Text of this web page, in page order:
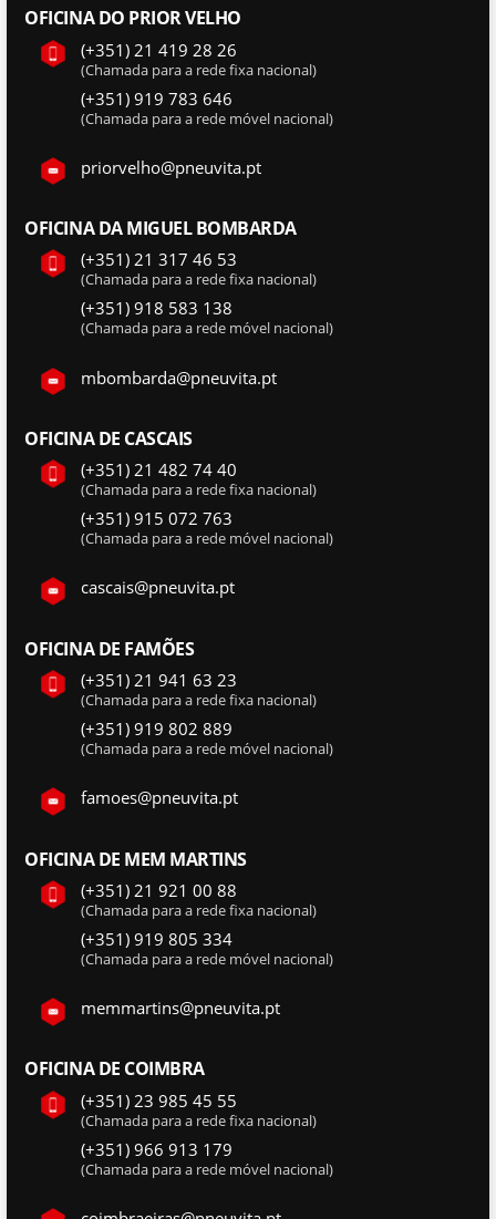
OFICINA DO PRIOR VELHO
(+351) 21 419 28 26
(Chamada para a rede fixa nacional)
(+351) 919 783 646
(Chamada para a rede móvel nacional)
priorvelho@pneuvita.pt
OFICINA DA MIGUEL BOMBARDA
(+351) 21 317 46 53
(Chamada para a rede fixa nacional)
(+351) 918 583 138
(Chamada para a rede móvel nacional)
mbombarda@pneuvita.pt
OFICINA DE CASCAIS
(+351) 21 482 74 40
(Chamada para a rede fixa nacional)
(+351) 915 072 763
(Chamada para a rede móvel nacional)
cascais@pneuvita.pt
OFICINA DE FAMÕES
(+351) 21 941 63 23
(Chamada para a rede fixa nacional)
(+351) 919 802 889
(Chamada para a rede móvel nacional)
famoes@pneuvita.pt
OFICINA DE MEM MARTINS
(+351) 21 921 00 88
(Chamada para a rede fixa nacional)
(+351) 919 805 334
(Chamada para a rede móvel nacional)
memmartins@pneuvita.pt
OFICINA DE COIMBRA
(+351) 23 985 45 55
(Chamada para a rede fixa nacional)
(+351) 966 913 179
(Chamada para a rede móvel nacional)